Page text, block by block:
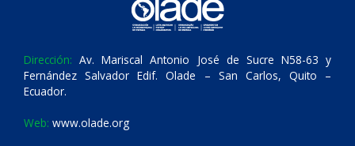
Dirección: Av. Mariscal Antonio José de Sucre N58-63 y
Fernández Salvador Edif. Olade – San Carlos, Quito –
Ecuador.
Web: www.olade.org